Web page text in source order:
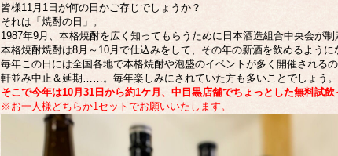
皆様11月1日が何の日かご存じでしょうか？
それは「焼酎の日」。
1987年9月、本格焼酎を広く知ってもらうために日本酒造組合中央会が制
本格焼酎焼酎は8月～10月で仕込みをして、その年の新酒を飲めるように
毎年この日には全国各地で本格焼酎や泡盛のイベントが多く開催される
軒並み中止＆延期……。毎年楽しみにされていた方も多いことでしょう
そこで今年は10月31日から約1ケ月、中目黒店舗でちょっとした無料試
※お一人様どちらか1セットでお願いいたします。